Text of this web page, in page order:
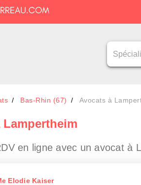
Bas-Rhin (67) Avocats à
Lampertheim
en ligne avec un avocat à
Elodie Kaiser